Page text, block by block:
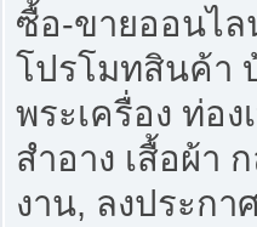
ซื้อ-ขายออนไล
โปรโมทสินค้า
พระเครื่อง ท่อง
สำอาง เสื้อผ้า
งาน, ลงประก